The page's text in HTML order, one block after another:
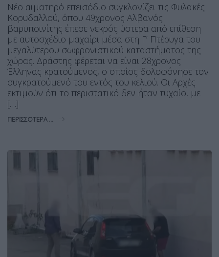
Νέο αιματηρό επεισόδιο συγκλονίζει τις Φυλακές
Κορυδαλλού, όπου 49χρονος Αλβανός
βαρυποινίτης έπεσε νεκρός ύστερα από επίθεση
με αυτοσχέδιο μαχαίρι μέσα στη Γ’ Πτέρυγα του
μεγαλύτερου σωφρονιστικού καταστήματος της
χώρας. Δράστης φέρεται να είναι 28χρονος
Έλληνας κρατούμενος, ο οποίος δολοφόνησε τον
συγκρατούμενό του εντός του κελιού. Οι Αρχές
εκτιμούν ότι το περιστατικό δεν ήταν τυχαίο, με
[…]
ΠΕΡΙΣΣΌΤΕΡΑ ...